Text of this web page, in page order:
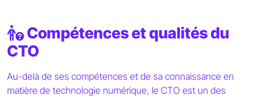
Compétences et qualités du
CTO
Au-delà de ses compétences et de sa connaissance en
matière de technologie numérique, le CTO est un des